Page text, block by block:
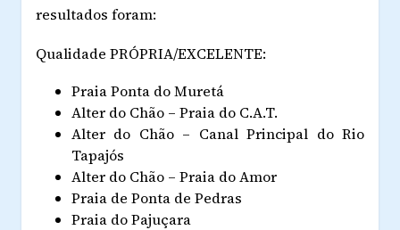
resultados foram:
Qualidade PRÓPRIA/EXCELENTE:
Praia Ponta do Muretá
Alter do Chão – Praia do C.A.T.
Alter do Chão – Canal Principal do Rio
Tapajós
Alter do Chão – Praia do Amor
Praia de Ponta de Pedras
Praia do Pajuçara